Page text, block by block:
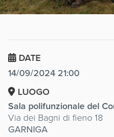
DATE
14/09/2024 21:00
LUOGO
Sala polifunzionale del
Via dei Bagni di fieno 18
GARNIGA